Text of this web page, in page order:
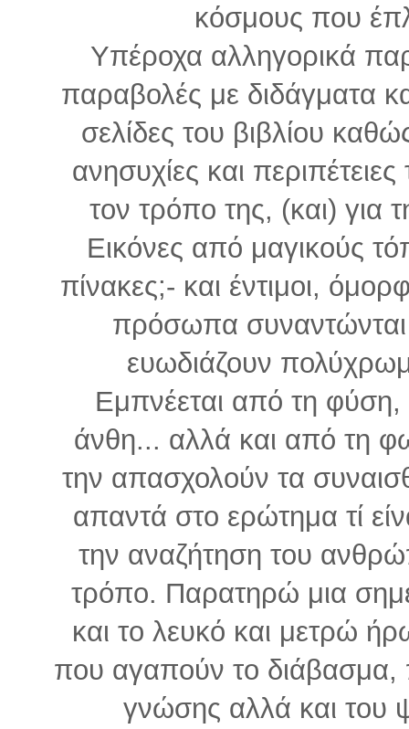
κόσμους που
Υπέροχα αλληγορικά
παραβολές με διδάγματα
σελίδες του βιβλίου
ανησυχίες και
τον τρόπο της, (και) για
Εικόνες από μαγικούς
πίνακες;- και έντιμοι,
πρόσωπα συναντώνται
ευωδιάζουν
Εμπνέεται από τη
άνθη... αλλά και από τη
την απασχολούν τα
απαντά στο ερώτημα τί
την αναζήτηση του
τρόπο. Παρατηρώ μια
και το λευκό και μετρώ
που αγαπούν το διάβασμα,
γνώσης αλλά και του